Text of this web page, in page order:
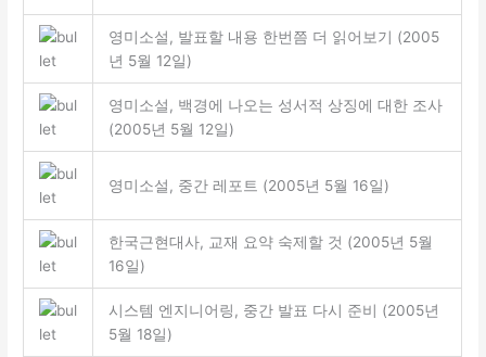
영미소설, 발표할 내용 한번쯤 더 읽어보기 (2005
년 5월 12일)
영미소설, 백경에 나오는 성서적 상징에 대한 조사
(2005년 5월 12일)
영미소설, 중간 레포트 (2005년 5월 16일)
한국근현대사, 교재 요약 숙제할 것 (2005년 5월
16일)
시스템 엔지니어링, 중간 발표 다시 준비 (2005년
5월 18일)